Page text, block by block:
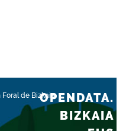
Foral de BizkaiaOPENDATA.
BIZKAIA